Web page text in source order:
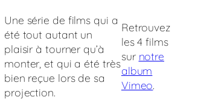
Une série de films qui a
été tout autant un
plaisir à tourner qu’à
monter, et qui a été très
bien reçue lors de sa
projection.
Retrouvez
les 4 films
sur notre
album
Vimeo.